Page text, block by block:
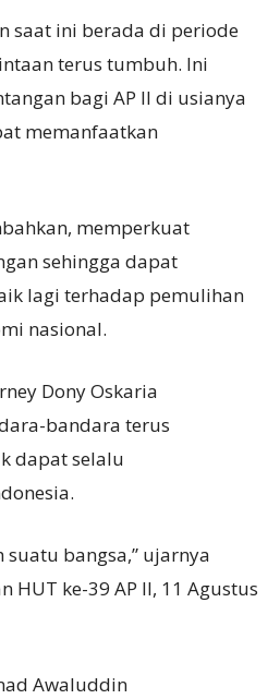
saat ini berada di periode
terus tumbuh. Ini
bagi AP II di usianya
memanfaatkan
memperkuat
sehingga dapat
lagi terhadap pemulihan
nasional.
Dony Oskaria
bandara terus
dapat selalu
bangsa,” ujarnya
HUT ke-39 AP II, 11 Agustus
Awaluddin